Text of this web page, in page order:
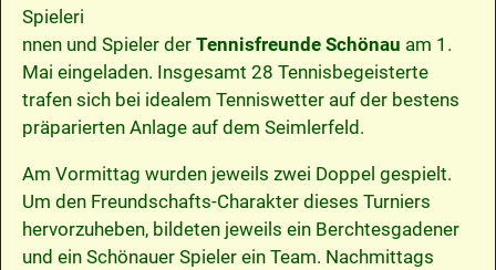
Spieleri
nnen und Spieler der Tennisfreunde Schönau am 1.
Mai eingeladen. Insgesamt 28 Tennisbegeisterte
trafen sich bei idealem Tenniswetter auf der bestens
präparierten Anlage auf dem Seimlerfeld.
Am Vormittag wurden jeweils zwei Doppel gespielt.
Um den Freundschafts-Charakter dieses Turniers
hervorzuheben, bildeten jeweils ein Berchtesgadener
und ein Schönauer Spieler ein Team. Nachmittags